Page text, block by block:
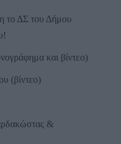
το ΔΣ του Δήμου
και βίντεο)
(βίντεο)
&